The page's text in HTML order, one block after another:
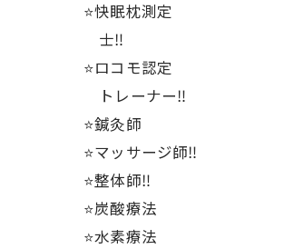
⭐️快眠枕測定
士‼️
⭐️ロコモ認定
トレーナー‼️
⭐️鍼灸師
⭐️マッサージ師‼️
⭐️整体師‼️
⭐️炭酸療法
⭐️水素療法